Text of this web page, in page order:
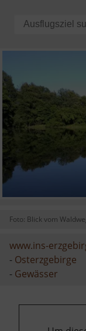
Foto: Blick vom
www.ins-
- Osterzgebirge
- Gewässer